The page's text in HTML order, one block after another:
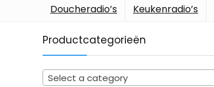
Doucheradio’s Keukenradio’s
Productcategorieën
Select a category